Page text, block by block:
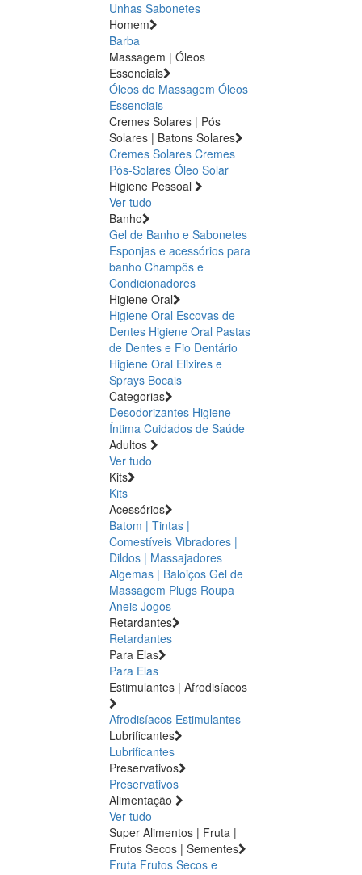
Unhas Sabonetes
Homem
Barba
Massagem | Óleos
Essenciais
Óleos de Massagem Óleos
Essenciais
Cremes Solares | Pós
Solares | Batons Solares
Cremes Solares Cremes
Pós-Solares Óleo Solar
Higiene Pessoal
Ver tudo
Banho
Gel de Banho e Sabonetes
Esponjas e acessórios para
banho Champôs e
Condicionadores
Higiene Oral
Higiene Oral Escovas de
Dentes Higiene Oral Pastas
de Dentes e Fio Dentário
Higiene Oral Elixires e
Sprays Bocais
Categorias
Desodorizantes Higiene
Íntima Cuidados de Saúde
Adultos
Ver tudo
Kits
Kits
Acessórios
Batom | Tintas |
Comestíveis Vibradores |
Dildos | Massajadores
Algemas | Baloiços Gel de
Massagem Plugs Roupa
Aneis Jogos
Retardantes
Retardantes
Para Elas
Para Elas
Estimulantes | Afrodisíacos
Afrodisíacos Estimulantes
Lubrificantes
Lubrificantes
Preservativos
Preservativos
Alimentação
Ver tudo
Super Alimentos | Fruta |
Frutos Secos | Sementes
Fruta Frutos Secos e